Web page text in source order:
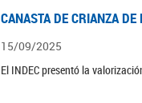
CANASTA DE CRIANZA
15/09/2025
El INDEC presentó la